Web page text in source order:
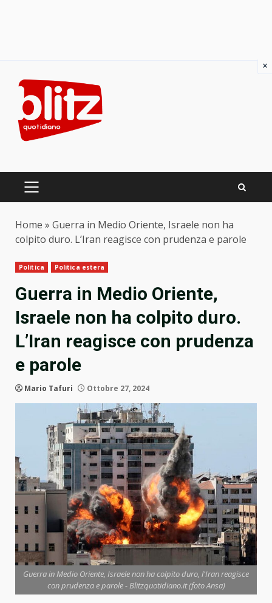
content
PRIMARY
Home » Guerra in Medio Oriente, Israele non ha
colpito duro. L’Iran reagisce con prudenza e parole
Politica Politica estera
Guerra in Medio Oriente,
Israele non ha colpito duro.
L’Iran reagisce con prudenza
e parole
Mario Tafuri Ottobre 27, 2024
Guerra in Medio Oriente, Israele non ha colpito duro, l'Iran reagisce
con prudenza e parole - Blitzquotidiano.it (foto Ansa)
×